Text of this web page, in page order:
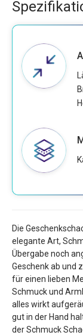
Die
elegante Art,
Übergabe noch
Geschenk ab und
für einen lieben
Schmuck und
alles wirkt
gut in der Hand
der Schmuck